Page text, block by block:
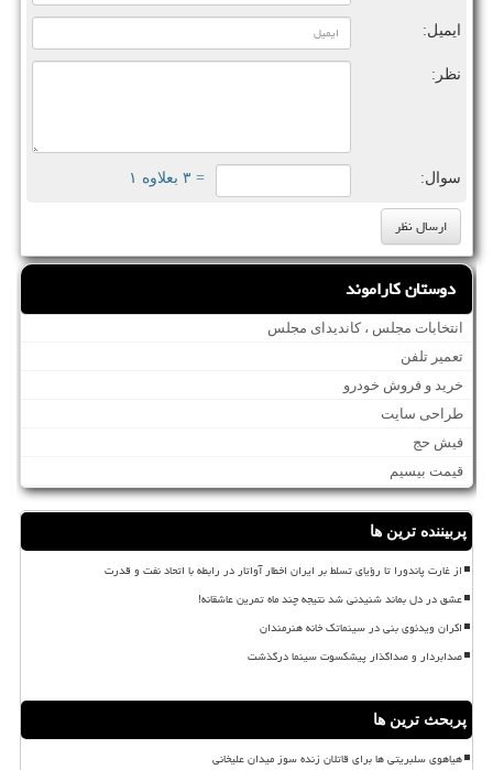
ایمیل:
نظر:
سوال: = ۳ بعلاوه ۱
دوستان کاراموند
انتخابات مجلس ، کاندیدای مجلس
تعمیر تلفن
خرید و فروش خودرو
طراحی سایت
فیش حج
قیمت بیسیم
پربیننده ترین ها
از غارت پاندورا تا رؤیای تسلط بر ایران اخطار آواتار در رابطه با اتحاد نفت و قدرت
عشق در دل بماند شنیدنی شد نتیجه چند ماه تمرین عاشقانه!
اکران ویدئوی بنی در سینماتک خانه هنرمندان
صدابردار و صداگذار پیشکسوت سینما درگذشت
پربحث ترین ها
هیاهوی سلبریتی ها برای قاتلان زنده سوز میدان علیخانی